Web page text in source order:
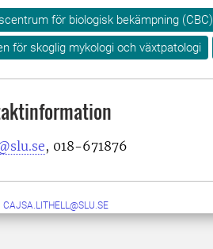
för biologisk bekämpning (CBC)
för skoglig mykologi och växtpatologi
, 018-671876
CAJSA.LITHELL@SLU.SE